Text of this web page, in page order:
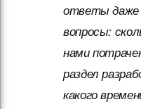
ответы даже
вопросы:
нами
раздел
какого